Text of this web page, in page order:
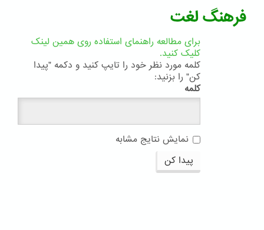
فرهنگ لغت
برای مطالعه راهنمای استفاده روی همین لینک
کلیک کنید.
کلمه مورد نظر خود را تایپ کنید و دکمه "پیدا
کن" را بزنید:
کلمه
نمایش نتایج مشابه
پیدا کن